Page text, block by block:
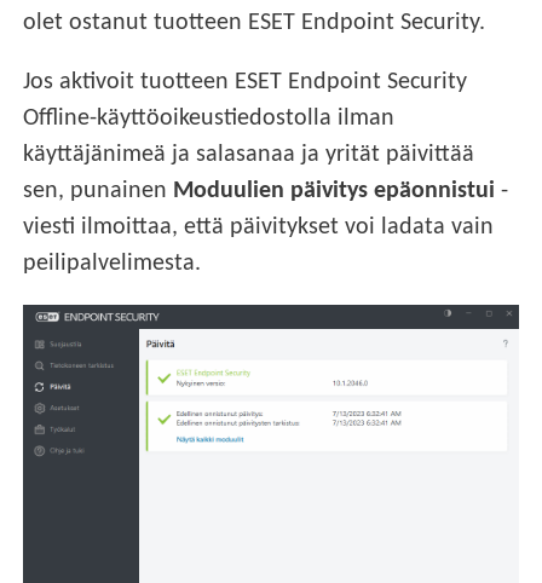
olet ostanut tuotteen ESET Endpoint Security.
Jos aktivoit tuotteen ESET Endpoint Security
Offline-käyttöoikeustiedostolla ilman
käyttäjänimeä ja salasanaa ja yrität päivittää
sen, punainen Moduulien päivitys epäonnistui -
viesti ilmoittaa, että päivitykset voi ladata vain
peilipalvelimesta.